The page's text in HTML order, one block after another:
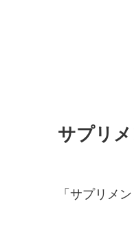
サプリ
「サプリメ